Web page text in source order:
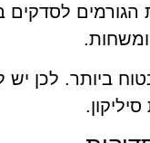
ומשחות.
ביותר. לכן